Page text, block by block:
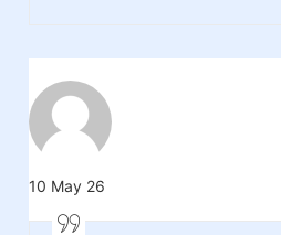
10 May 26